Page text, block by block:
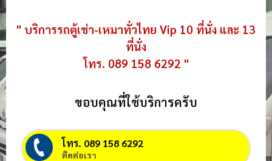
" บริการรถตู้เช่า-เหมาทั่วไทย Vip 10 ที่นั่ง และ 13
ที่นั่ง
โทร. 089 158 6292 "
ขอบคุณที่ใช้บริการครับ
โทร. 089 158 6292
ติดต่อเรา